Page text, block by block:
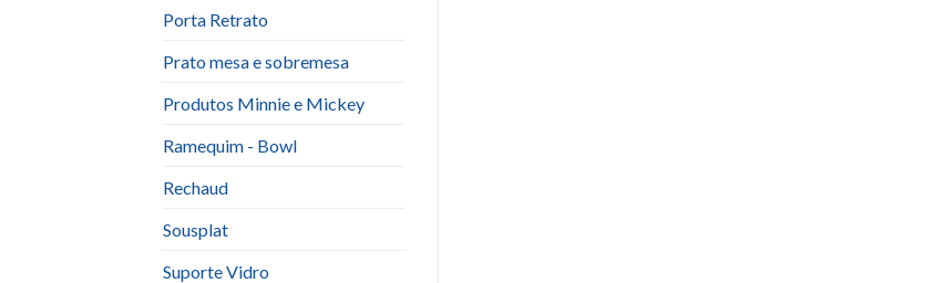
Porta Retrato
Prato mesa e sobremesa
Produtos Minnie e Mickey
Ramequim - Bowl
Rechaud
Sousplat
Suporte Vidro